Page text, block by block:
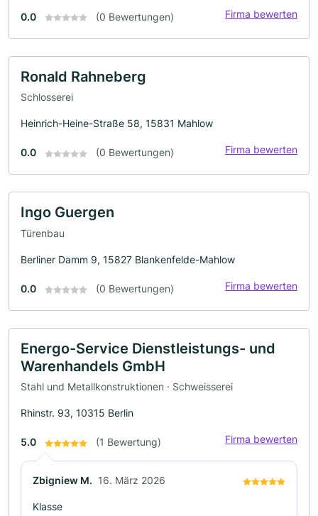
0.0 (0 Bewertungen) Firma bewerten
Ronald Rahneberg
Schlosserei
Heinrich-Heine-Straße 58, 15831 Mahlow
0.0 (0 Bewertungen) Firma bewerten
Ingo Guergen
Türenbau
Berliner Damm 9, 15827 Blankenfelde-Mahlow
0.0 (0 Bewertungen) Firma bewerten
Energo-Service Dienstleistungs- und
Warenhandels GmbH
Stahl und Metallkonstruktionen · Schweisserei
Rhinstr. 93, 10315 Berlin
5.0 (1 Bewertung) Firma bewerten
Zbigniew M. 16. März 2026
Klasse